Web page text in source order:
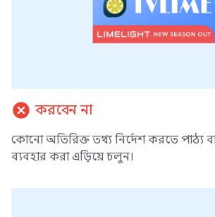
cancel করবেন না
কোনো অতিরিক্ত তথ্য নির্দেশ করতে পাঠ্য
ব্যবহার করা এড়িয়ে চলুন।